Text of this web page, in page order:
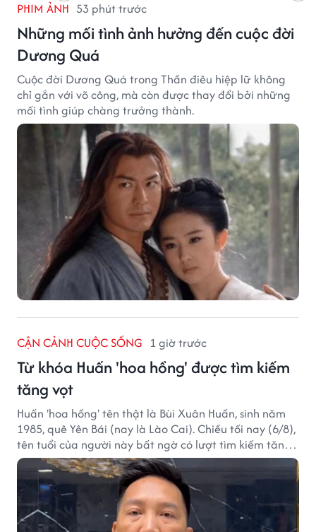
PHIM ẢNH 53 phút trước
Những mối tình ảnh hưởng đến cuộc đời
Dương Quá
Cuộc đời Dương Quá trong Thần điêu hiệp lữ không
chỉ gắn với võ công, mà còn được thay đổi bởi những
mối tình giúp chàng trưởng thành.
CẬN CẢNH CUỘC SỐNG 1 giờ trước
Từ khóa Huấn 'hoa hồng' được tìm kiếm
tăng vọt
Huấn 'hoa hồng' tên thật là Bùi Xuân Huấn, sinh năm
1985, quê Yên Bái (nay là Lào Cai). Chiều tối nay (6/8),
tên tuổi của người này bất ngờ có lượt tìm kiếm tăng
vọt.